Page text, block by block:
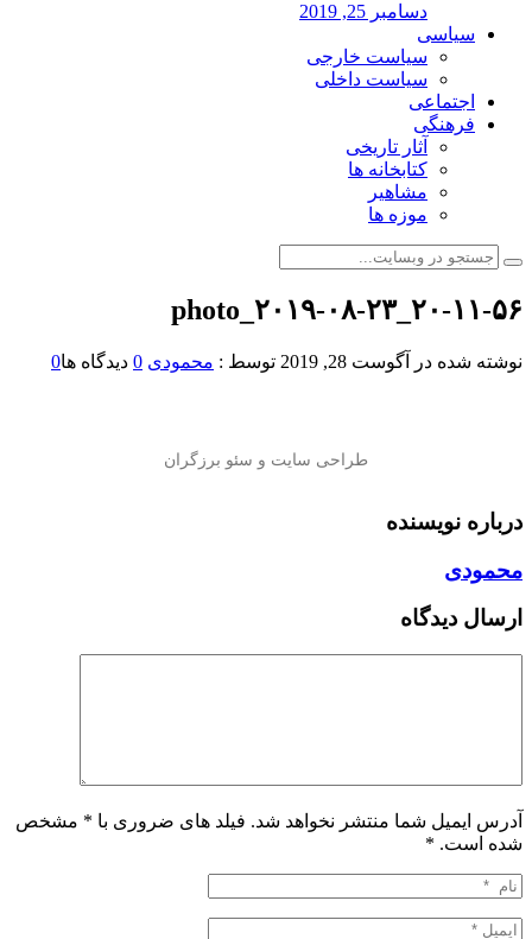
دسامبر 25, 2019
سیاسی
سیاست خارجی
سیاست داخلی
اجتماعی
فرهنگی
آثار تاریخی
کتابخانه ها
مشاهیر
موزه ها
photo_۲۰۱۹-۰۸-۲۳_۲۰-۱۱-۵۶
نوشته شده در آگوست 28, 2019 توسط : محمودی 0 دیدگاه ها0
درباره نویسنده
محمودی
ارسال دیدگاه
آدرس ایمیل شما منتشر نخواهد شد. فیلد های ضروری با * مشخص
شده است. *